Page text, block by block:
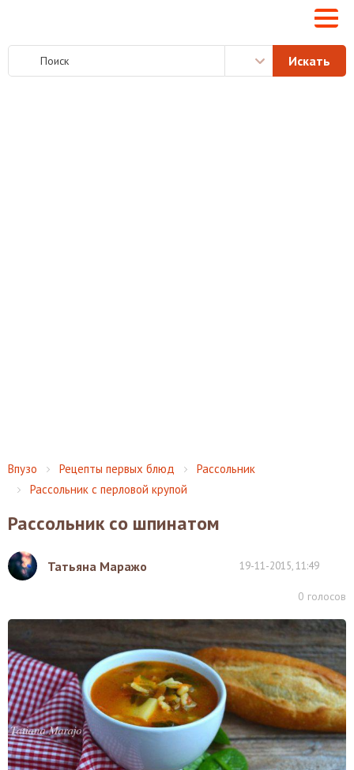
Впузо Рецепты первых блюд
Рассольник
Рассольник с перловой крупой
Рассольник со шпинатом
Татьяна Маражо 19-11-2015, 11:49
0 голосов